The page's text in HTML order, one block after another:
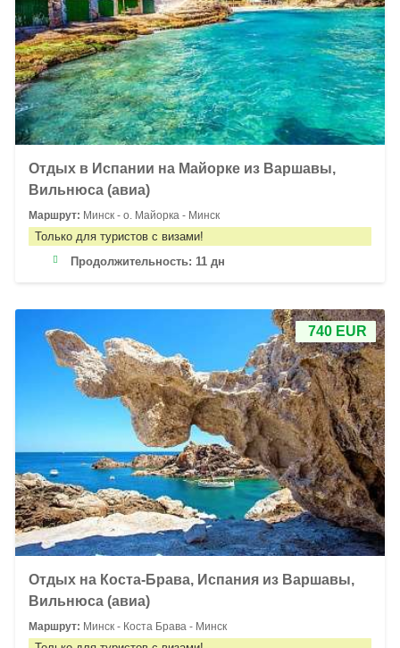
Отдых в Испании на Майорке из Варшавы,
Вильнюса (авиа)
Маршрут: Минск - о. Майорка - Минск
Только для туристов с визами!
Продолжительность: 11 дн
740 EUR
Отдых на Коста-Брава, Испания из Варшавы,
Вильнюса (авиа)
Маршрут: Минск - Коста Брава - Минск